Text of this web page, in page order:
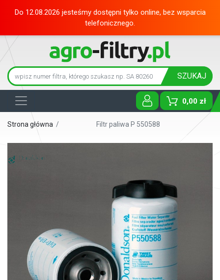
Do 12.08.2026 jesteśmy dostępni tylko online, bez wsparcia
telefonicznego.
SZUKAJ
0,00 zł
Toggle
Strona główna / Filtr paliwa P 550588